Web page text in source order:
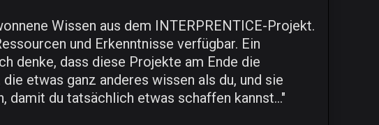
Wissen aus dem INTERPRENTICE-Projekt.
und Erkenntnisse verfügbar. Ein
denke, dass diese Projekte am Ende die
etwas ganz anderes wissen als du, und sie
damit du tatsächlich etwas schaffen kannst..."